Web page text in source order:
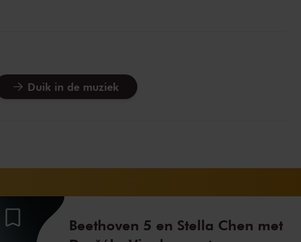
Duik in de muziek
Beethoven 5 en Stella Chen met